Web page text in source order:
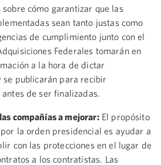
cómo garantizar que las
sean tanto justas como
de cumplimiento junto con el
Federales tomarán en
a la hora de dictar
se publicarán para recibir
de ser finalizadas.
compañías a mejorar:El propósito
la orden presidencial es ayudar a
con las protecciones en el lugar de
a los contratistas. Las